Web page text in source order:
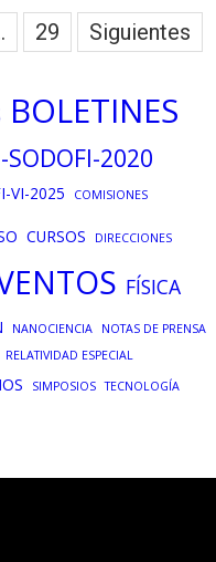
29 Siguientes
BOLETINES
SODOFI-2020
VI-2025 COMISIONES
CURSOS DIRECCIONES
FÍSICA
NANOCIENCIA
NOTAS DE PRENSA
RELATIVIDAD ESPECIAL
SIMPOSIOS TECNOLOGÍA